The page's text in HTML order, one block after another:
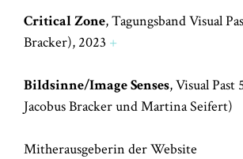
Critical Zone, Tagungsband Visual
Bracker), 2023 +
Bildsinne/Image Senses, Visual Past
Jacobus Bracker und Martina Seifert)
Mitherausgeberin der Website